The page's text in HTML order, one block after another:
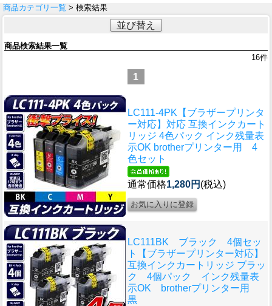
商品カテゴリ一覧 > 検索結果
並び替え
商品検索結果一覧
16件
1
LC111-4PK【ブラザープリンタ
ー対応】対応 互換インクカート
リッジ 4色パック インク残量表
示OK brotherプリンター用 4
色セット
通常価格1,280円 (税込)
LC111BK ブラック 4個セッ
ト【ブラザープリンター対応】
互換インクカートリッジ ブラッ
ク 4個パック インク残量表
示OK brotherプリンター用
黒